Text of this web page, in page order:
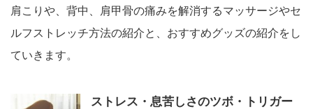
肩こりや、背中、肩甲骨の痛みを解消するマッサージやセ
ルフストレッチ方法の紹介と、おすすめグッズの紹介をし
ていきます。
ストレス・息苦しさのツボ・トリガー